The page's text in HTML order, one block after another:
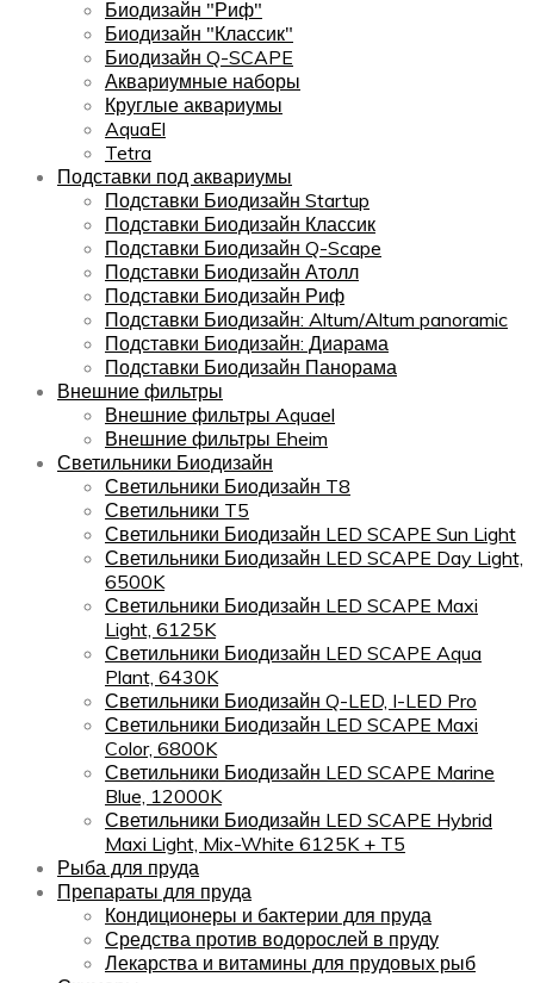
Биодизайн "Риф"
Биодизайн "Классик"
Биодизайн Q-SCAPE
Аквариумные наборы
Круглые аквариумы
AquaEl
Tetra
Подставки под аквариумы
Подставки Биодизайн Startup
Подставки Биодизайн Классик
Подставки Биодизайн Q-Scape
Подставки Биодизайн Атолл
Подставки Биодизайн Риф
Подставки Биодизайн: Altum/Altum panoramic
Подставки Биодизайн: Диарама
Подставки Биодизайн Панорама
Внешние фильтры
Внешние фильтры Aquael
Внешние фильтры Eheim
Светильники Биодизайн
Светильники Биодизайн T8
Светильники T5
Светильники Биодизайн LED SCAPE Sun Light
Светильники Биодизайн LED SCAPE Day Light,
6500K
Светильники Биодизайн LED SCAPE Maxi
Light, 6125K
Светильники Биодизайн LED SCAPE Aqua
Plant, 6430K
Светильники Биодизайн Q-LED, I-LED Pro
Светильники Биодизайн LED SCAPE Maxi
Color, 6800K
Светильники Биодизайн LED SCAPE Marine
Blue, 12000K
Светильники Биодизайн LED SCAPE Hybrid
Maxi Light, Mix-White 6125K + T5
Рыба для пруда
Препараты для пруда
Кондиционеры и бактерии для пруда
Средства против водорослей в пруду
Лекарства и витамины для прудовых рыб